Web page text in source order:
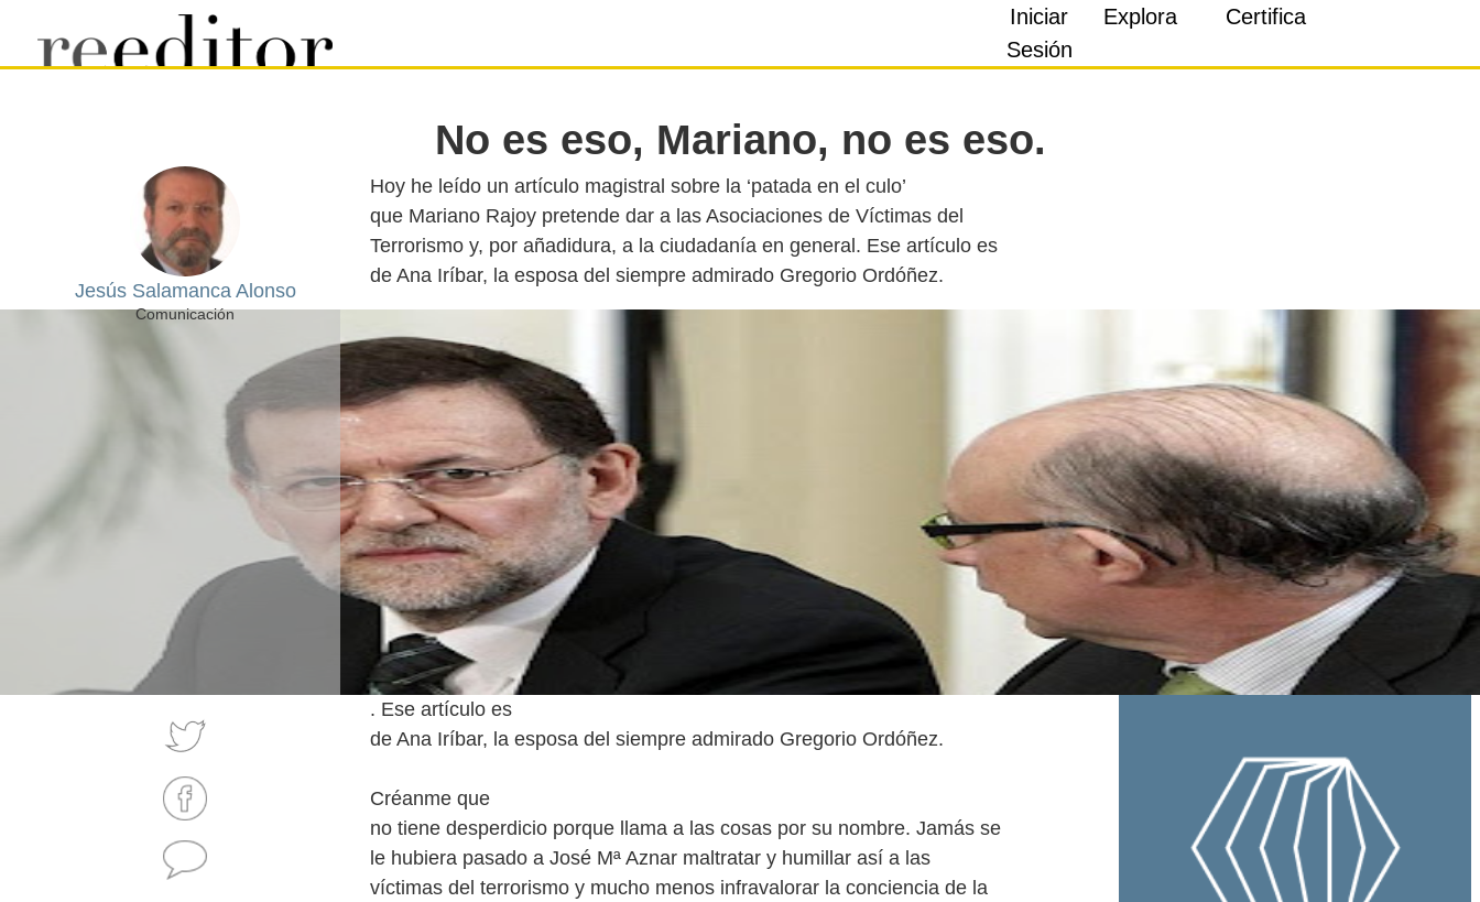
Iniciar
Sesión
Explora Certifica
Jesús Salamanca Alonso
Comunicación
No es eso, Mariano, no es eso.
Hoy he leído un artículo magistral sobre la ‘patada en el culo’
que Mariano Rajoy pretende dar a las Asociaciones de Víctimas del
Terrorismo y, por añadidura, a la ciudadanía en general. Ese artículo es
. Ese artículo es
de Ana Iríbar, la esposa del siempre admirado Gregorio Ordóñez.
Créanme que
no tiene desperdicio porque llama a las cosas por su nombre. Jamás se
le hubiera pasado a José Mª Aznar maltratar y humillar así a las
víctimas del terrorismo y mucho menos infravalorar la conciencia de la